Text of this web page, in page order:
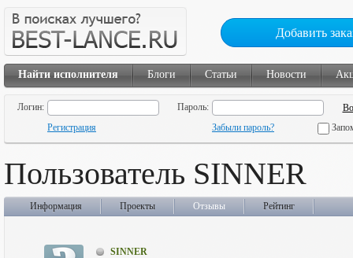
Добавить
Найти исполнителя Блоги Статьи Новости
Логин:
Пароль:
Регистрация
Забыли пароль?
Пользователь SINNER
Информация Проекты Отзывы Рейтинг
SINNER